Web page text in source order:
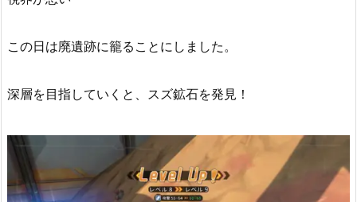
この日は廃遺跡に籠ることにしました。
深層を目指していくと、スズ鉱石を発見！